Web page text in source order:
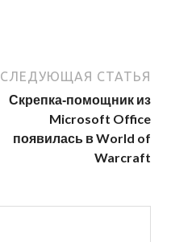
СЛЕДУЮЩАЯ СТАТЬЯ
Скрепка‑помощник из
Microsoft Office
появилась в World of
Warcraft